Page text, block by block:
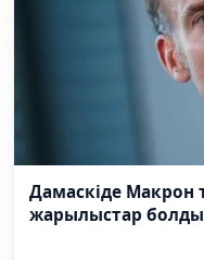
Дамаскіде Макрон
жарылыстар болды